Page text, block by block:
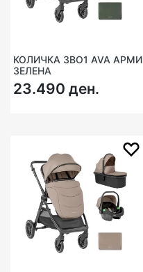
КОЛИЧКА 3ВО1 AVA АРМИ
ЗЕЛЕНА
23.490 ден.